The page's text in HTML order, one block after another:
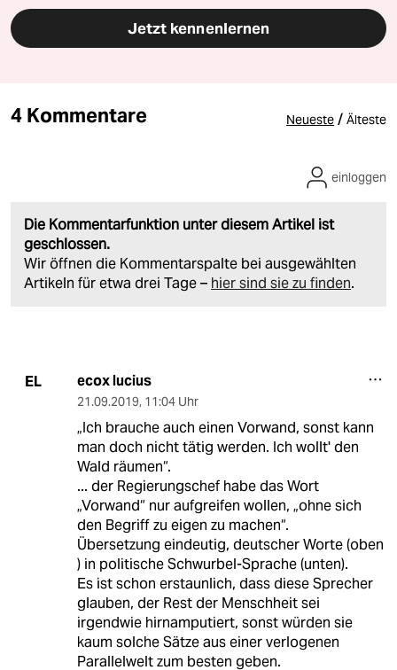
Jetzt kennenlernen
4 Kommentare Neueste / Älteste
Die Kommentarfunktion unter diesem Artikel ist
geschlossen.
Wir öffnen die Kommentarspalte bei ausgewählten
Artikeln für etwa drei Tage – hier sind sie zu finden.
einloggen
EL ecox lucius
21.09.2019, 11:04 Uhr
„Ich brauche auch einen Vorwand, sonst kann
man doch nicht tätig werden. Ich wollt' den
Wald räumen“.
... der Regierungschef habe das Wort
„Vorwand“ nur aufgreifen wollen, „ohne sich
den Begriff zu eigen zu machen“.
Übersetzung eindeutig, deutscher Worte (oben
) in politische Schwurbel-Sprache (unten).
Es ist schon erstaunlich, dass diese Sprecher
glauben, der Rest der Menschheit sei
irgendwie hirnamputiert, sonst würden sie
kaum solche Sätze aus einer verlogenen
Parallelwelt zum besten geben.